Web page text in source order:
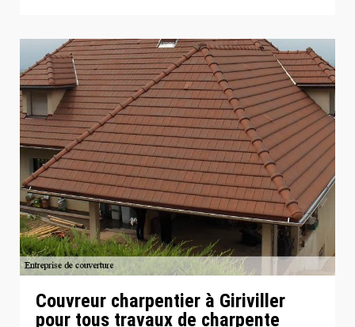
Couvreur charpentier à Giriviller
pour tous travaux de charpente